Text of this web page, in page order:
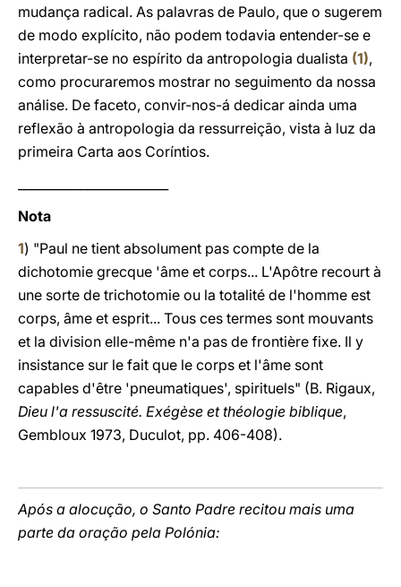
mudança radical. As palavras de Paulo, que o sugerem
de modo explícito, não podem todavia entender-se e
interpretar-se no espírito da antropologia dualista (1),
como procuraremos mostrar no seguimento da nossa
análise. De faceto, convir-nos-á dedicar ainda uma
reflexão à antropologia da ressurreição, vista à luz da
primeira Carta aos Coríntios.
Nota
1) "Paul ne tient absolument pas compte de la
dichotomie grecque 'âme et corps... L'Apôtre recourt à
une sorte de trichotomie ou la totalité de l'homme est
corps, âme et esprit... Tous ces termes sont mouvants
et la division elle-même n'a pas de frontière fixe. Il y
insistance sur le fait que le corps et l'âme sont
capables d'être 'pneumatiques', spirituels" (B. Rigaux,
Dieu l'a ressuscité. Exégèse et théologie biblique,
Gembloux 1973, Duculot, pp. 406-408).
Após a alocução, o Santo Padre recitou mais uma
parte da oração pela Polónia: